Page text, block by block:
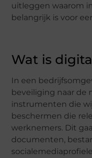
uitleggen waarom
belangrijk is voor
Wat is
In een
beveiliging naar de
instrumenten die
beschermen die
werknemers. Dit
documenten,